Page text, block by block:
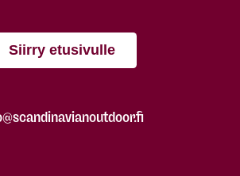
Siirry etusivulle